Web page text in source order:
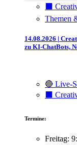
⬛️
Themen
14.08.2026 |
zu KI-ChatBots,
🔴 Live-
⬛️
Termine:
Freitag: